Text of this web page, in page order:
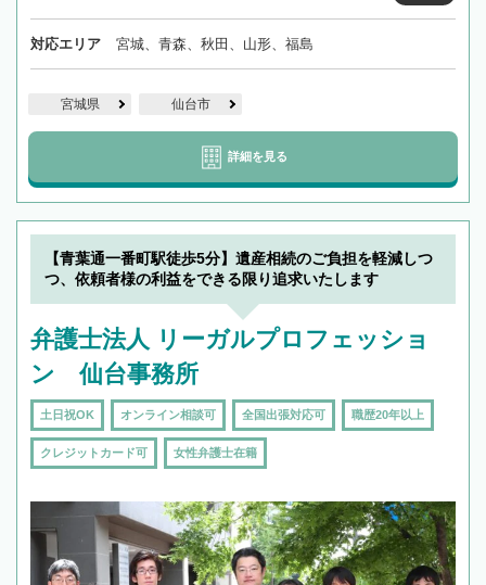
対応エリア 宮城、青森、秋田、山形、福島
宮城県 仙台市
詳細を見る
【青葉通一番町駅徒歩5分】遺産相続のご負担を軽減しつ
つ、依頼者様の利益をできる限り追求いたします
弁護士法人 リーガルプロフェッショ
ン 仙台事務所
土日祝OK オンライン相談可 全国出張対応可 職歴20年以上
クレジットカード可 女性弁護士在籍